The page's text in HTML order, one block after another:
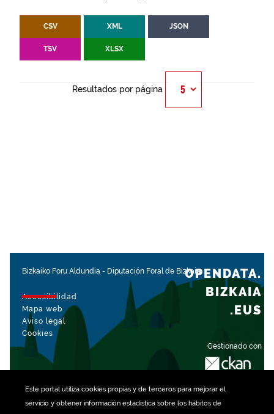
Este portal utiliza cookiespropias y de terceros para mejorar el
servicio y obtener información estadística sobre los hábitos de
CSV XML JSON
TSV XLSX
Resultados por página
Bizkaiko Foru Aldundia - Diputación Foral de Bizkaia
Accesibilidad
Mapa web
Aviso legal
Cookies
Gestionado con
OPENDATA.
BIZKAIA
.EUS